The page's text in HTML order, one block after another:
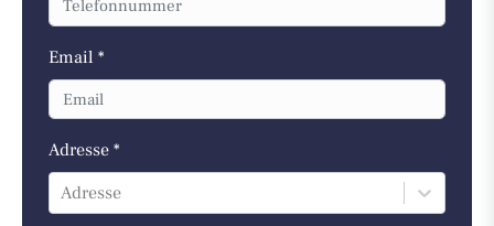
Email *
Adresse *
Adresse